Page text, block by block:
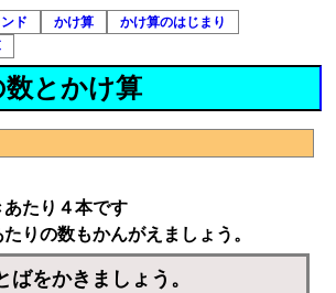
ド かけ算
かけ算のはじまり
数とかけ算
たり４本です
りの数もかんがえましょう。
ばをかきましょう。